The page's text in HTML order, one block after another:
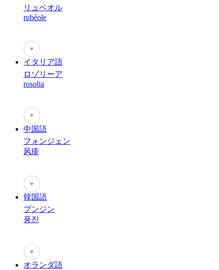
リュベオル
rubéole
♥
イタリア語
ロゾリーア
rosolia
♥
中国語
フォンジェン
风疹
♥
韓国語
プンジン
풍진
♥
オランダ語